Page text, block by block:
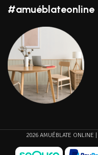
#amuéblateonline
2026 AMUÉBLATE ONLINE |